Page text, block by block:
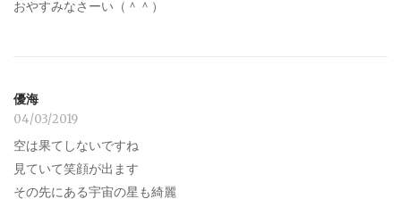
おやすみなさーい（＾＾）
優海
04/03/2019
空は果てしないですね
見ていて笑顔が出ます
その先にある宇宙の星も綺麗